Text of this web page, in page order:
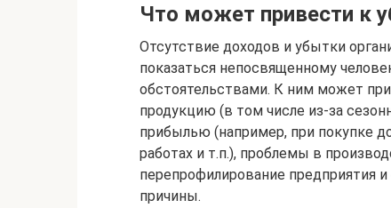
Что может привести к
Отсутствие доходов и убытки
показаться непосвященному
обстоятельствами. К ним может
продукцию (в том числе из-за
прибылью (например, при покупке
работах и т.п.), проблемы в
перепрофилирование предприятия
причины.